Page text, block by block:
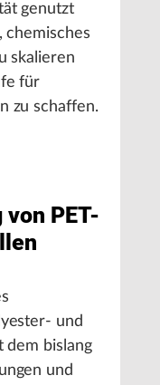
genutzt
chemisches
skalieren
für
zu schaffen.
PET-
und
dem bislang
und